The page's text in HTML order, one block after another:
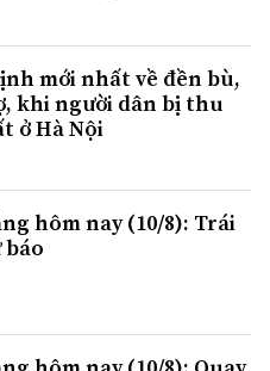
mới nhất về đền bù,
khi người dân bị thu
ở Hà Nội
hôm nay (10/8): Trái
báo